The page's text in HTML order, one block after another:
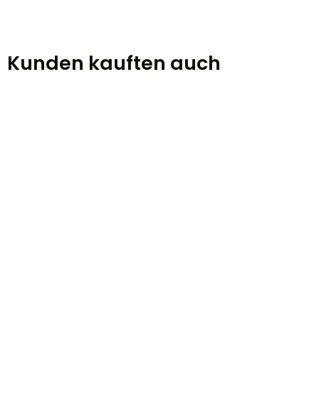
Kunden kauften auch